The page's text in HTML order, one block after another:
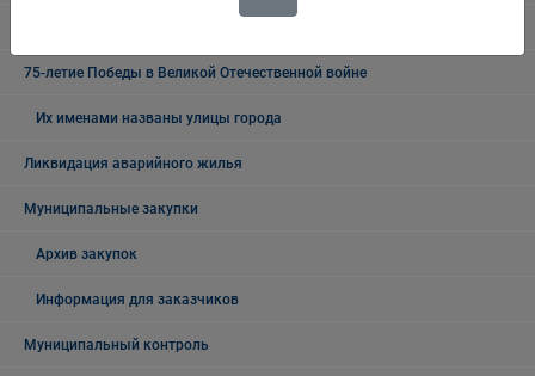
75-летие Победы в Великой Отечественной войне
Их именами названы улицы города
Ликвидация аварийного жилья
Муниципальные закупки
Архив закупок
Информация для заказчиков
Муниципальный контроль